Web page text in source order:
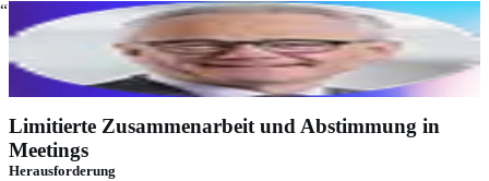
Dank Sherpany spare ich mindestens 6 Stunden pro
Woche bei der Vorbereitung von Sitzungen ein.
Pascal NiquilleEhemaliger CEO der Zuger
Kantonalbank
Limitierte Zusammenarbeit und Abstimmung in
Meetings
Herausforderung